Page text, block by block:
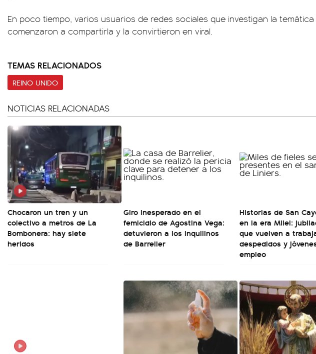
En poco tiempo, varios usuarios de redes sociales que investigan la temática
comenzaron a compartirla y la convirtieron en viral.
TEMAS RELACIONADOS
REINO UNIDO
NOTICIAS RELACIONADAS
Chocaron un tren y un
colectivo a metros de La
Bombonera: hay siete
heridos
Giro inesperado en el
femicidio de Agostina Vega:
detuvieron a los inquilinos
de Barrelier
Historias de San
en la era Milei:
que vuelven a
despedidos y
empleo